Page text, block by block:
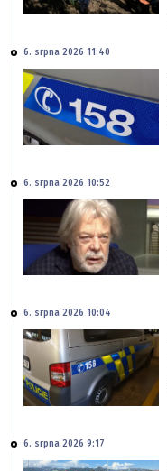
6. srpna 2026 11:40
6. srpna 2026 10:52
6. srpna 2026 10:04
6. srpna 2026 9:17